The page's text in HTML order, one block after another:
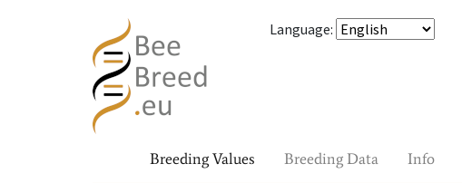
Language:
Breeding Values Breeding Data Info